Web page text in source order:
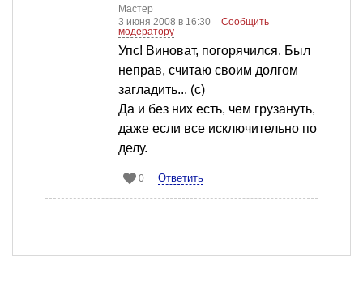
Мастер
3 июня 2008 в 16:30
Сообщить
модератору
Упс! Виноват, погорячился. Был
неправ, считаю своим долгом
загладить... (с)
Да и без них есть, чем грузануть,
даже если все исключительно по
делу.
0 Ответить